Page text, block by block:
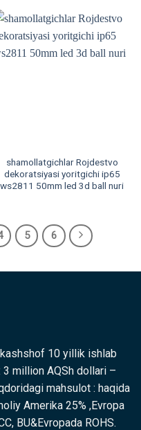
shamollatgichlar Rojdestvo
dekoratsiyasi yoritgichi ip65
ws2811 50mm led 3d ball nuri
5 6
10 yillik ishlab
million AQSh dollari –
mahsulot : haqida
Amerika 25% ,Evropa
BU&Evropada ROHS.